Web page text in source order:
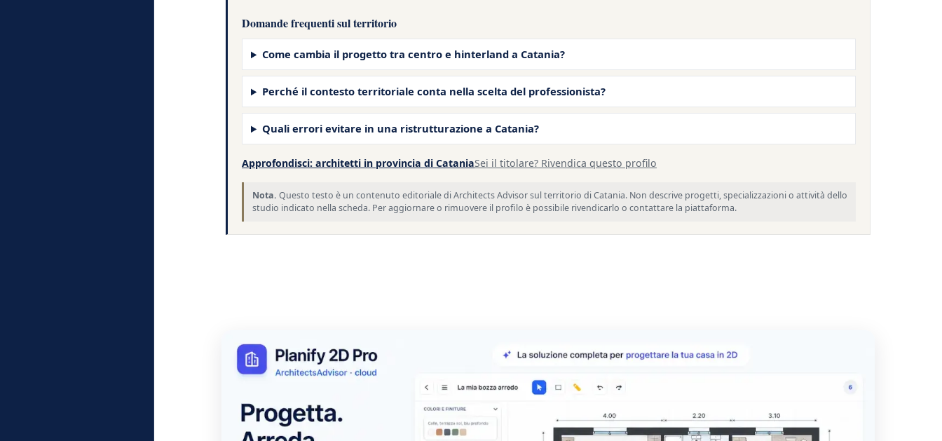
Domande frequenti sul territorio
Come cambia il progetto tra centro e hinterland a Catania?
Perché il contesto territoriale conta nella scelta del professionista?
Quali errori evitare in una ristrutturazione a Catania?
Approfondisci: architetti in provincia di CataniaSei il titolare? Rivendica questo profilo
Nota. Questo testo è un contenuto editoriale di Architects Advisor sul territorio di Catania. Non descrive progetti, specializzazioni o attività dello
studio indicato nella scheda. Per aggiornare o rimuovere il profilo è possibile rivendicarlo o contattare la piattaforma.